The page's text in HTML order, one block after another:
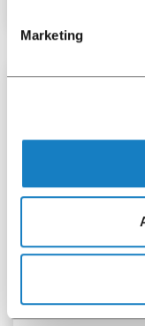
Marketing